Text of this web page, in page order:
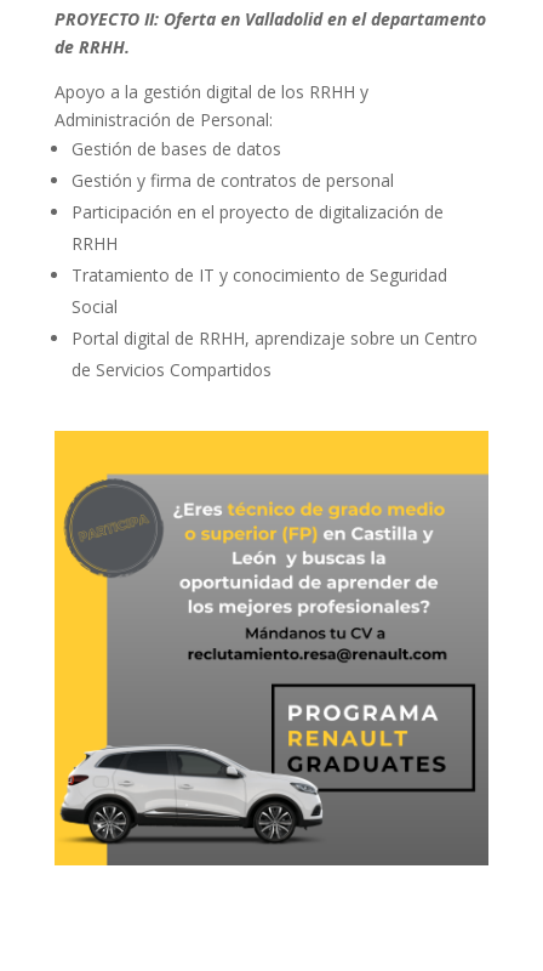
PROYECTO II: Oferta en Valladolid en el departamento
de RRHH.
Apoyo a la gestión digital de los RRHH y
Administración de Personal:
Gestión de bases de datos
Gestión y firma de contratos de personal
Participación en el proyecto de digitalización de
RRHH
Tratamiento de IT y conocimiento de Seguridad
Social
Portal digital de RRHH, aprendizaje sobre un Centro
de Servicios Compartidos